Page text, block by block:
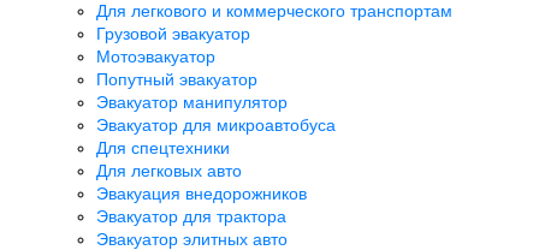
Для легкового и коммерческого транспортам
Грузовой эвакуатор
Мотоэвакуатор
Попутный эвакуатор
Эвакуатор манипулятор
Эвакуатор для микроавтобуса
Для спецтехники
Для легковых авто
Эвакуация внедорожников
Эвакуатор для трактора
Эвакуатор элитных авто